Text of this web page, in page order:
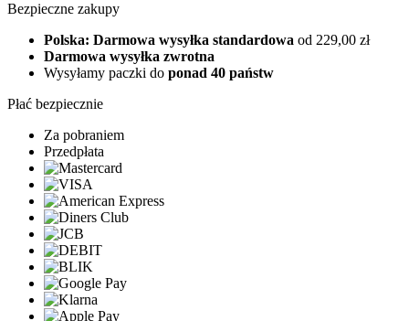
Bezpieczne zakupy
Polska: Darmowa wysyłka standardowa od 229,00 zł
Darmowa wysyłka zwrotna
Wysyłamy paczki do ponad 40 państw
Płać bezpiecznie
Za pobraniem
Przedpłata